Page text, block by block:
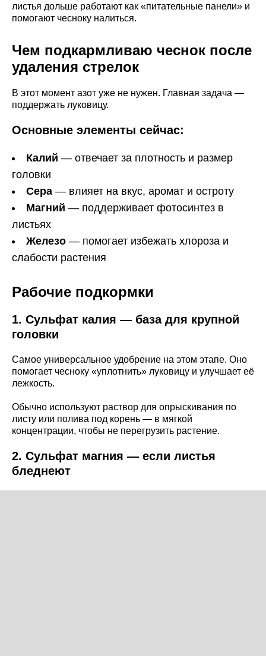
листья дольше работают как «питательные панели» и
помогают чесноку налиться.
Чем подкармливаю чеснок после
удаления стрелок
В этот момент азот уже не нужен. Главная задача —
поддержать луковицу.
Основные элементы сейчас:
Калий — отвечает за плотность и размер
головки
Сера — влияет на вкус, аромат и остроту
Магний — поддерживает фотосинтез в
листьях
Железо — помогает избежать хлороза и
слабости растения
Рабочие подкормки
1. Сульфат калия — база для крупной
головки
Самое универсальное удобрение на этом этапе. Оно
помогает чесноку «уплотнить» луковицу и улучшает её
лежкость.
Обычно используют раствор для опрыскивания по
листу или полива под корень — в мягкой
концентрации, чтобы не перегрузить растение.
2. Сульфат магния — если листья
бледнеют